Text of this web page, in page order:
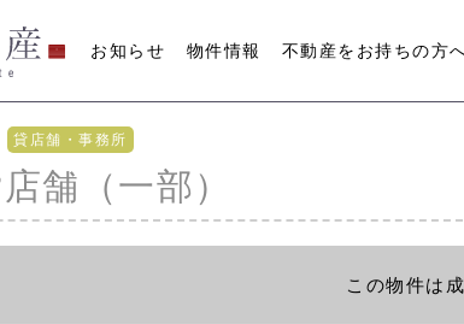
お知らせ 物件情報 不動産をお持ちの方
貸店舗・事務所
舗（一部）
この物件は